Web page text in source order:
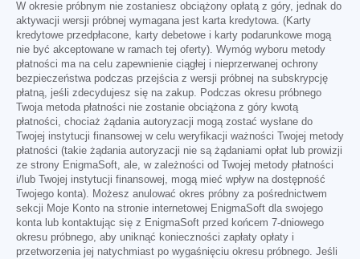
W okresie próbnym nie zostaniesz obciążony opłatą z góry, jednak do
aktywacji wersji próbnej wymagana jest karta kredytowa. (Karty
kredytowe przedpłacone, karty debetowe i karty podarunkowe mogą
nie być akceptowane w ramach tej oferty). Wymóg wyboru metody
płatności ma na celu zapewnienie ciągłej i nieprzerwanej ochrony
bezpieczeństwa podczas przejścia z wersji próbnej na subskrypcję
płatną, jeśli zdecydujesz się na zakup. Podczas okresu próbnego
Twoja metoda płatności nie zostanie obciążona z góry kwotą
płatności, chociaż żądania autoryzacji mogą zostać wysłane do
Twojej instytucji finansowej w celu weryfikacji ważności Twojej metody
płatności (takie żądania autoryzacji nie są żądaniami opłat lub prowizji
ze strony EnigmaSoft, ale, w zależności od Twojej metody płatności
i/lub Twojej instytucji finansowej, mogą mieć wpływ na dostępność
Twojego konta). Możesz anulować okres próbny za pośrednictwem
sekcji Moje Konto na stronie internetowej EnigmaSoft dla swojego
konta lub kontaktując się z EnigmaSoft przed końcem 7-dniowego
okresu próbnego, aby uniknąć konieczności zapłaty opłaty i
przetworzenia jej natychmiast po wygaśnięciu okresu próbnego. Jeśli